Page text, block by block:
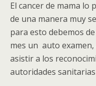
El cancer de mama lo
de una manera muy
para esto debemos
mes un auto
asistir a los
autoridades